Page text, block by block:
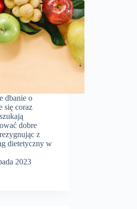
dbanie o
się coraz
dobre
z
dietetyczny w
2023